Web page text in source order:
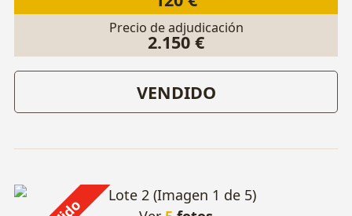
Precio de adjudicación
2.150 €
VENDIDO